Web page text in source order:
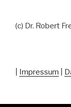
(c) Dr. Robert
Impressum